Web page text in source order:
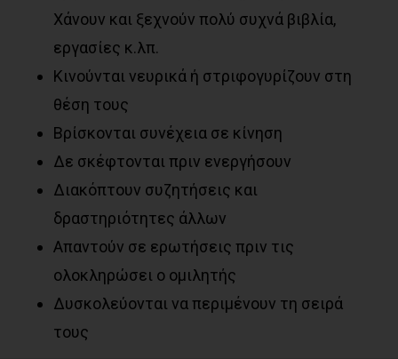
Χάνουν και ξεχνούν πολύ συχνά βιβλία,
εργασίες κ.λπ.
Κινούνται νευρικά ή στριφογυρίζουν στη
θέση τους
Βρίσκονται συνέχεια σε κίνηση
Δε σκέφτονται πριν ενεργήσουν
Διακόπτουν συζητήσεις και
δραστηριότητες άλλων
Απαντούν σε ερωτήσεις πριν τις
ολοκληρώσει ο ομιλητής
Δυσκολεύονται να περιμένουν τη σειρά
τους